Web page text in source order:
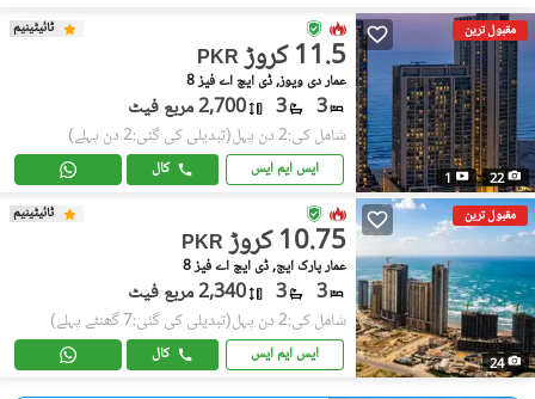
مقبول ترین
22
1
ٹائیٹینیم
PKR 11.5 کروڑ
عمار دی ویوز, ڈی ایچ اے فیز 8
3
3 2,700 مربع فیٹ
شامل کی:2 دن پہل (تبدیلی کی گئی:2 دن پہلے)
ایس ایم ایس کال
مقبول ترین
24
ٹائیٹینیم
PKR 10.75 کروڑ
عمار پارک ایج, ڈی ایچ اے فیز 8
3
3 2,340 مربع فیٹ
شامل کی:2 دن پہل (تبدیلی کی گئی:7 گھنٹے پہلے)
ایس ایم ایس کال